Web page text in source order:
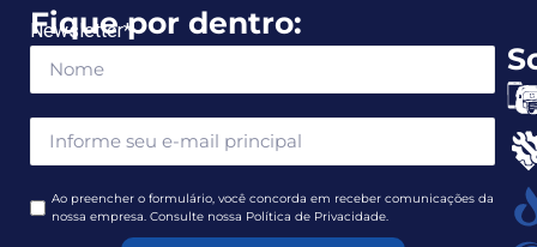
Fique por dentro:
Newsletter*
Ao preencher o formulário, você concorda em receber comunicações da
nossa empresa. Consulte nossa Política de Privacidade.